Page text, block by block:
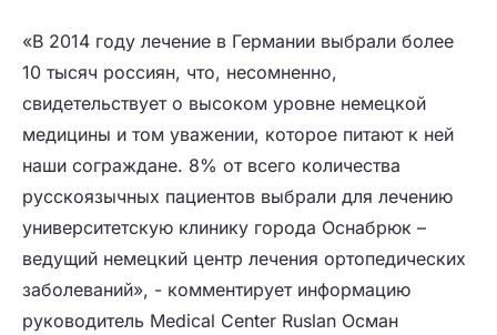
«В 2014 году лечение в Германии выбрали более
10 тысяч россиян, что, несомненно,
свидетельствует о высоком уровне немецкой
медицины и том уважении, которое питают к ней
наши сограждане. 8% от всего количества
русскоязычных пациентов выбрали для лечению
университетскую клинику города Оснабрюк –
ведущий немецкий центр лечения ортопедических
заболеваний», - комментирует информацию
руководитель Medical Center Ruslan Осман